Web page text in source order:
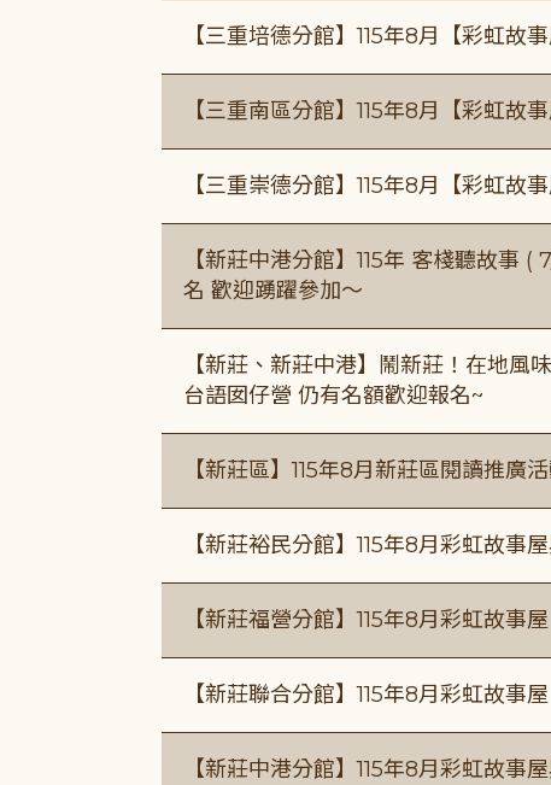
【三重培德分館】115年8月【彩虹故事
【三重南區分館】115年8月【彩虹故事
【三重崇德分館】115年8月【彩虹故事
【新莊中港分館】115年 客棧聽故事
名 歡迎踴躍參加～
【新莊、新莊中港】鬧新莊！在地
台語囡仔營 仍有名額歡迎報名~
【新莊區】115年8月新莊區閱讀推廣
【新莊裕民分館】115年8月彩虹故事
【新莊福營分館】115年8月彩虹故事屋
【新莊聯合分館】115年8月彩虹故事屋
【新莊中港分館】115年8月彩虹故事